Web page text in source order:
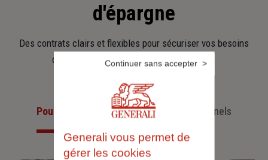
d'épargne
Des contrats clairs et flexibles pour sécuriser vos besoins
d’aujourd’hui et anticiper ceux de demain.
Pour les particuliersPour les professionnels
Generali vous permet de
gérer les cookies
Continuer sans accepter